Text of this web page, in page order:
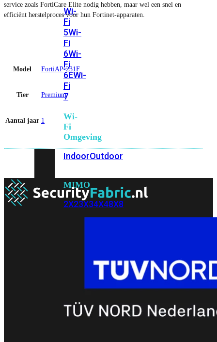
Wi-
Fi
5Wi-
Fi
6Wi-
Fi
6EWi-
Fi
7
Wi-
Fi
Omgeving
IndoorOutdoor
MIMO
2X23X34X48X8
FortiGate
Wi-
service zoals FortiCare Elite nodig hebben, maar wel een snel en
efficiënt herstelproces voor hun Fortinet-apparaten.
Model FortiAP-231F
Tier Premium
Aantal jaar 1